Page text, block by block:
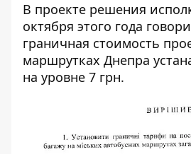
В проекте решения
октября этого года
граничная стоимость
маршрутках Днепра
на уровне 7 грн.